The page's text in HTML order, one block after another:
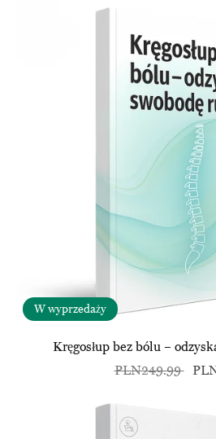
W wyprzedaży
Kręgosłup bez bólu –
PLN249.99